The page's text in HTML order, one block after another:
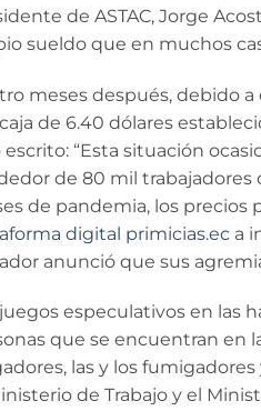
de ASTAC, Jorge
sueldo que en muchos
meses después, debido
de 6.40 dólares
escrito: “Esta situación
de 80 mil trabajadores
de pandemia, los precios
digital primicias.ec a
anunció que sus
especulativos en las
que se encuentran en
las y los
de Trabajo y el